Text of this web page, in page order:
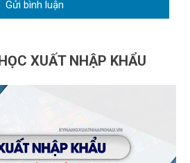
XUẤT NHẬP KHẨU